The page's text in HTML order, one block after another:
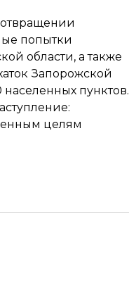
попытки
области, а также
Запорожской
пунктов.
целям